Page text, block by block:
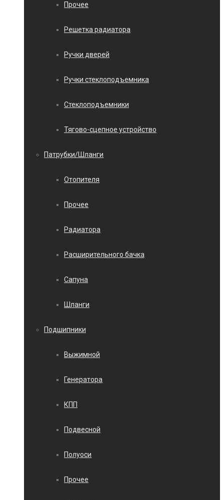
Прочее
Решетка радиатора
Ручки дверей
Ручки стеклоподъемника
Стеклоподъемники
Тягово-сцепное устройство
Патрубки/Шланги
Отопителя
Прочее
Радиатора
Расширительного бачка
Сапуна
Шланги
Подшипники
Выжимной
Генератора
КПП
Подвесной
Полуоси
Прочее